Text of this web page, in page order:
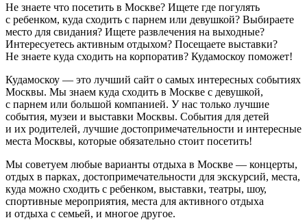
Не знаете что посетить в Москве? Ищете где погулять
с ребенком, куда сходить с парнем или девушкой? Выбираете
место для свидания? Ищете развлечения на выходные?
Интересуетесь активным отдыхом? Посещаете выставки?
Не знаете куда сходить на корпоратив? Кудамоскоу поможет!
Кудамоскоу — это лучший сайт о самых интересных событиях
Москвы. Мы знаем куда сходить в Москве с девушкой,
с парнем или большой компанией. У нас только лучшие
события, музеи и выставки Москвы. События для детей
и их родителей, лучшие достопримечательности и интересные
места Москвы, которые обязательно стоит посетить!
Мы советуем любые варианты отдыха в Москве — концерты,
отдых в парках, достопримечательности для экскурсий, места,
куда можно сходить с ребенком, выставки, театры, шоу,
спортивные мероприятия, места для активного отдыха
и отдыха с семьей, и многое другое.